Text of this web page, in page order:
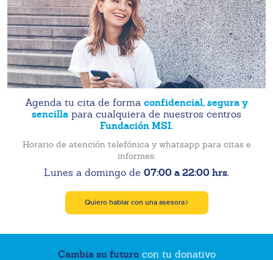
Agenda tu cita de forma confidencial, segura y
sencilla para cualquiera de nuestros centros
Fundación MSI.
Horario de atención telefónica y whatsapp para citas e
informes:
Lunes a domingo de 07:00 a 22:00 hrs.
Quiero hablar con una asesora
Cambia su futurocon tu donativo